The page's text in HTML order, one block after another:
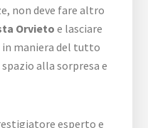
non deve fare altro
Orvieto e lasciare
maniera del tutto
alla sorpresa e
esperto e